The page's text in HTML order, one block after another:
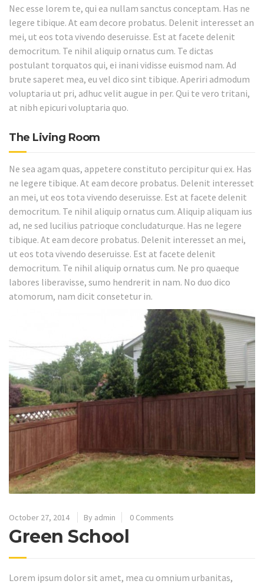
Nec esse lorem te, qui ea nullam sanctus conceptam. Has ne
legere tibique. At eam decore probatus. Delenit interesset an
mei, ut eos tota vivendo deseruisse. Est at facete delenit
democritum. Te nihil aliquip ornatus cum. Te dictas
postulant torquatos qui, ei inani vidisse euismod nam. Ad
brute saperet mea, eu vel dico sint tibique. Aperiri admodum
voluptaria ut pri, adhuc velit augue in per. Qui te vero tritani,
at nibh epicuri voluptaria quo.
The Living Room
Ne sea agam quas, appetere constituto percipitur qui ex. Has
ne legere tibique. At eam decore probatus. Delenit interesset
an mei, ut eos tota vivendo deseruisse. Est at facete delenit
democritum. Te nihil aliquip ornatus cum. Aliquip aliquam ius
ad, ne sed lucilius patrioque concludaturque. Has ne legere
tibique. At eam decore probatus. Delenit interesset an mei,
ut eos tota vivendo deseruisse. Est at facete delenit
democritum. Te nihil aliquip ornatus cum. Ne pro quaeque
labores liberavisse, sumo hendrerit in nam. No duo dico
atomorum, nam dicit consetetur in.
October 27, 2014 By admin 0 Comments
Green School
Lorem ipsum dolor sit amet, mea cu omnium urbanitas,